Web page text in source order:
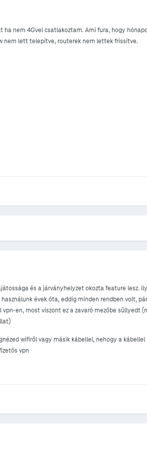
nem 4Gvel csatlakoztam. Ami fura, hogy
nem lett telepítve, routerek nem lettek frissítve.
és a járványhelyzet okozta feature
évek óta, eddig minden rendben volt,
en, most viszont ez a zavaró mezőbe
wifiről vagy másik kábellel, nehogy a
vpn